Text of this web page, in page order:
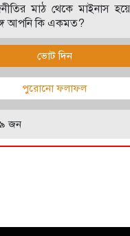
মাঠ থেকে মাইনাস হয়ে
আপনি কি একমত?
ভোট দিন
পুরোনো ফলাফল
জন